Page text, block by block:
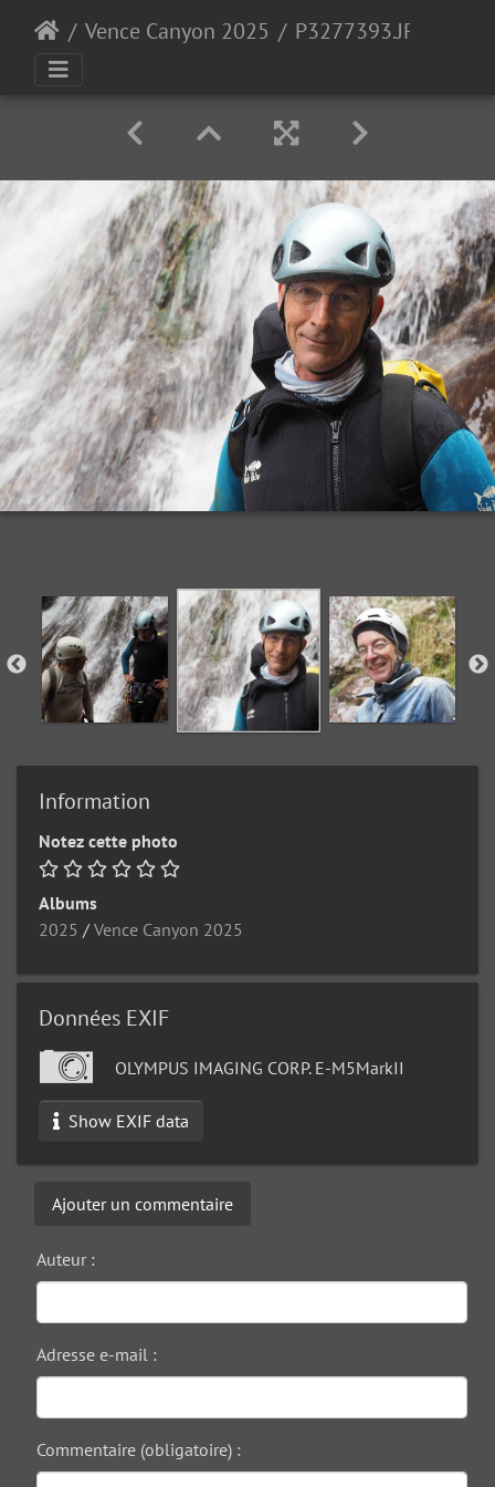
Vence Canyon 2025 P3277393.JPG
Information
Notez cette photo
Albums
2025 / Vence Canyon 2025
Données EXIF
OLYMPUS IMAGING CORP. E-M5MarkII
Show EXIF data
Ajouter un commentaire
Auteur :
Adresse e-mail :
Commentaire (obligatoire) :